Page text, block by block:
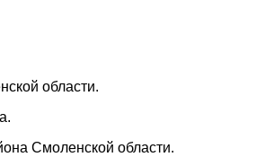
области.
Смоленской области.